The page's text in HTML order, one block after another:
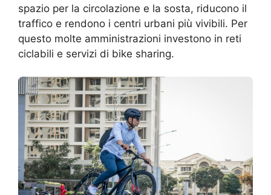
spazio per la circolazione e la sosta, riducono il
traffico e rendono i centri urbani più vivibili. Per
questo molte amministrazioni investono in reti
ciclabili e servizi di bike sharing.